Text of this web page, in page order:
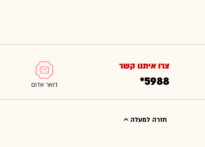
צרו איתנו קשר
*5988
חזרה למעלה